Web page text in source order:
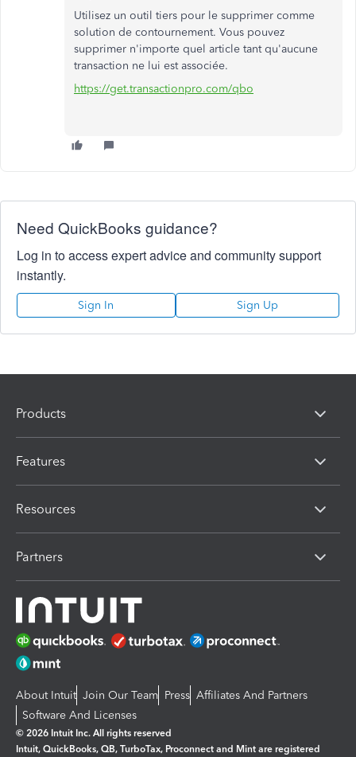
Utilisez un outil tiers pour le supprimer comme
solution de contournement. Vous pouvez
supprimer n'importe quel article tant qu'aucune
transaction ne lui est associée.
https://get.transactionpro.com/qbo
Need QuickBooks guidance?
Log in to access expert advice and community support
instantly.
Sign In Sign Up
Products
Features
Resources
Partners
About Intuit Join Our Team Press Affiliates And Partners
Software And Licenses
© 2026 Intuit Inc. All rights reserved
Intuit, QuickBooks, QB, TurboTax, Proconnect and Mint are registered